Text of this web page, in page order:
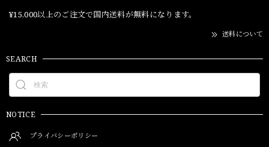
¥15,000以上のご注文で国内送料が無料になります。
送料について
SEARCH
NOTICE
プライバシーポリシー